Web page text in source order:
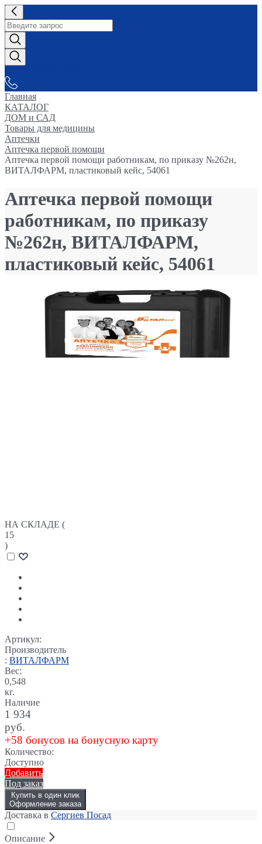
Главная
КАТАЛОГ
ДОМ и САД
Товары для медицины
Аптечки
Аптечка первой помощи
Аптечка первой помощи работникам, по приказу №262н,
ВИТАЛФАРМ, пластиковый кейс, 54061
Аптечка первой помощи
работникам, по приказу
№262н, ВИТАЛФАРМ,
пластиковый кейс, 54061
НА СКЛАДЕ (
15
)
Артикул:
Производитель
: ВИТАЛФАРМ
Вес:
0,548
кг.
Наличие
1 934
руб.
+58 бонусов на бонусную карту
Количество:
Доступно
Добавить
Под заказ
Купить в один клик
Оформление заказа
Доставка в Сергиев Посад
Описание